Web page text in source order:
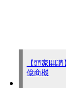
【頭家開
億商機